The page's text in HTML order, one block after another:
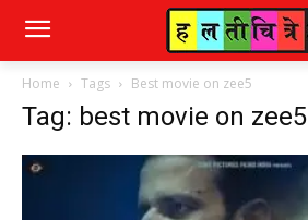
Home Tags Best movie on zee5
Tag: best movie on zee5